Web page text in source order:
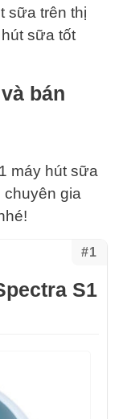
sữa trên thị
sữa tốt
bán
máy hút sữa
gia
#1
S1